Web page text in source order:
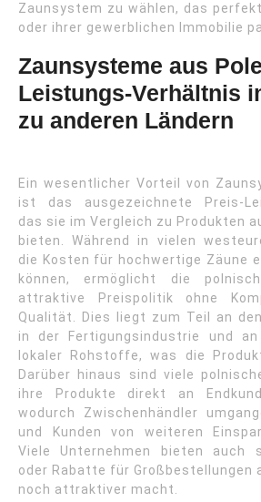
Zaunsystem zu wählen, das
oder ihrer gewerblichen Immobilie
Zaunsysteme aus
Leistungs-Verhältnis
zu anderen Ländern
Ein wesentlicher Vorteil von
ist das ausgezeichnete Preis-
das sie im Vergleich zu Produkten
bieten. Während in vielen
die Kosten für hochwertige Zäune
können, ermöglicht die
attraktive Preispolitik ohne
Qualität. Dies liegt zum Teil an
in der Fertigungsindustrie und
lokaler Rohstoffe, was die
Darüber hinaus sind viele
ihre Produkte direkt an
wodurch Zwischenhändler
und Kunden von weiteren
Viele Unternehmen bieten auch
oder Rabatte für Großbestellungen
noch attraktiver macht.